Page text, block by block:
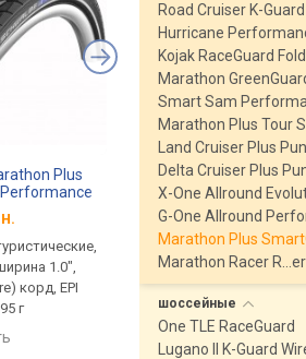
Plus
1.0",
корд, EPI
г
Schwalbe Marathon Plus
SmartGuard
28x1.752 331 грн.
городские /
диаметр 28, ширина 1.75",
(TPI) 67, вес 1100 г
сравнить
Road Cruiser K-Guard
Hurricane
Kojak RaceGuard
Marathon
Smart Sam
Marathon Plus Tour
Land Cruiser Plus
Delta Cruiser Plus
X-One Allround
G-One Allround
Marathon Plus
Marathon Racer
шоссейные
One TLE RaceGuard
Lugano II K-Guard